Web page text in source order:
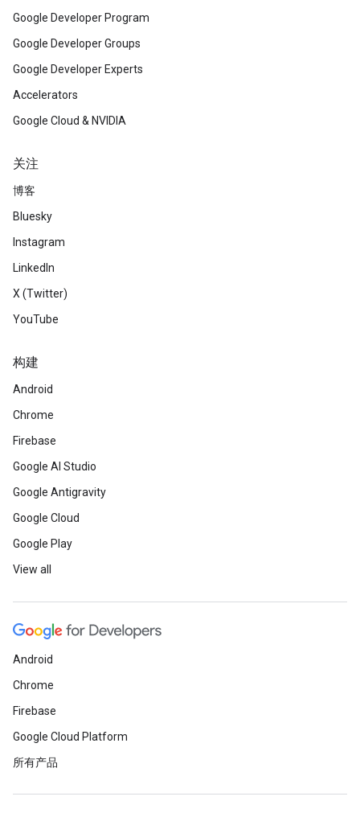
Google Developer Program
Google Developer Groups
Google Developer Experts
Accelerators
Google Cloud & NVIDIA
关注
博客
Bluesky
Instagram
LinkedIn
X (Twitter)
YouTube
构建
Android
Chrome
Firebase
Google AI Studio
Google Antigravity
Google Cloud
Google Play
View all
Android
Chrome
Firebase
Google Cloud Platform
所有产品